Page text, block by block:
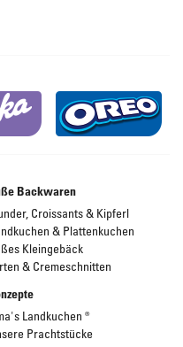
Backwaren
Croissants & Kipferl
& Plattenkuchen
Kleingebäck
& Cremeschnitten
Landkuchen ®
Prachtstücke